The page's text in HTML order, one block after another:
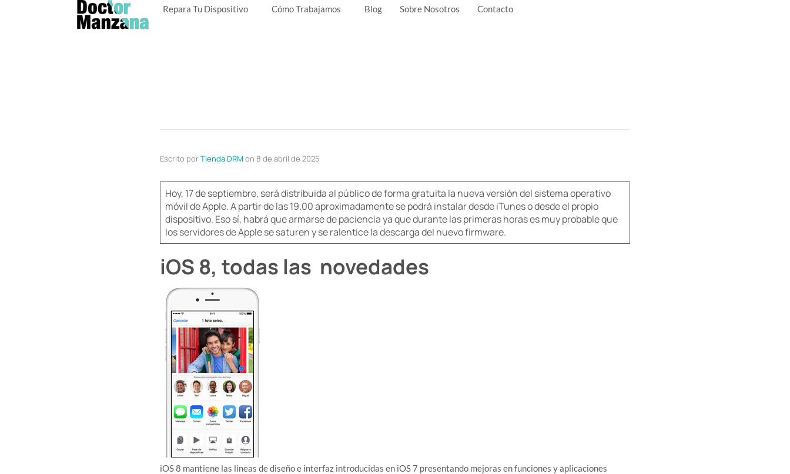
Repara Tu Dispositivo Cómo Trabajamos Blog Sobre Nosotros Contacto
Escrito porTienda DRM on 8 de abril de 2025
Hoy, 17 de septiembre, será distribuida al público de forma gratuita la nueva versión del sistema operativo
móvil de Apple. A partir de las 19.00 aproximadamente se podrá instalar desde iTunes o desde el propio
dispositivo. Eso sí, habrá que armarse de paciencia ya que durante las primeras horas es muy probable que
los servidores de Apple se saturen y se ralentice la descarga del nuevo firmware.
iOS 8, todas las novedades
iOS 8 mantiene las lineas de diseño e interfaz introducidas en iOS 7 presentando mejoras en funciones y aplicaciones